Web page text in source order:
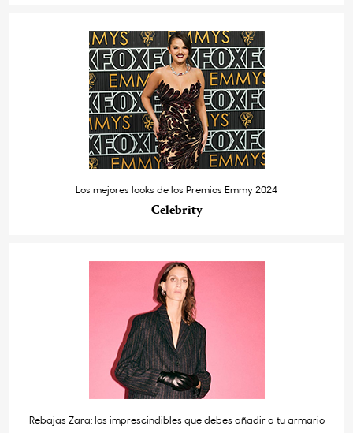
Los mejores looks de los Premios Emmy 2024
Celebrity
Rebajas Zara: los imprescindibles que debes añadir a tu armario